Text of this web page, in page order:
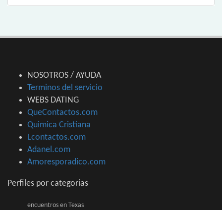
NOSOTROS / AYUDA
Terminos del servicio
WEBS DATING
QueContactos.com
Quimica Cristiana
Lcontactos.com
Adanel.com
Amoresporadico.com
Perfiles por categorias
encuentros en Texas